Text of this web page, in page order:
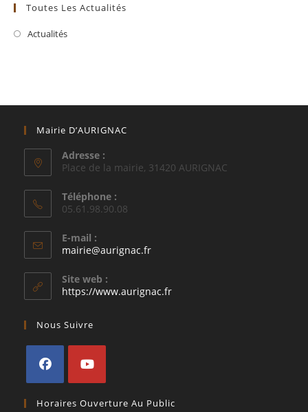
Toutes Les Actualités
Actualités
Mairie D’AURIGNAC
Adresse :
Place de la mairie, 31420 AURIGNAC
Téléphone :
05.61.98.90.08
E-mail :
mairie@aurignac.frS’ouvre
application
Site web :
https://www.aurignac.fr
Nous Suivre
dans
dans
Horaires Ouverture Au Public